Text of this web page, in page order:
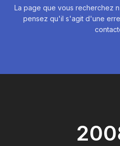
La page que vous recherchez
pensez qu'il s'agit d'une